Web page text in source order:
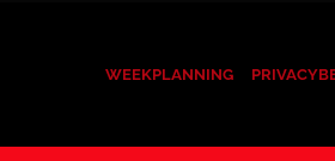
WEEKPLANNING